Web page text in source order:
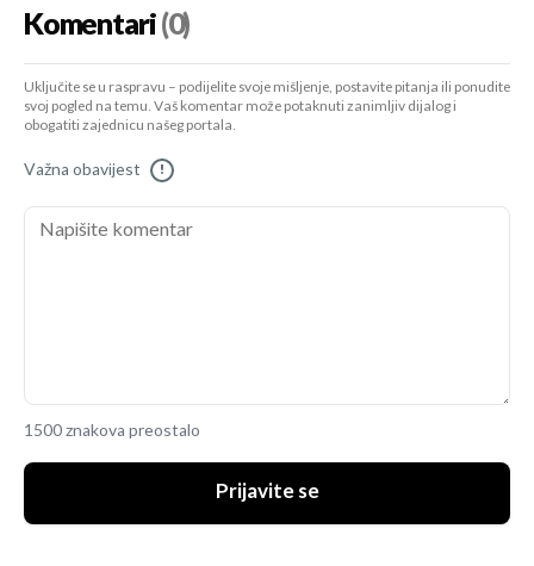
Komentari(0)
Uključite se u raspravu – podijelite svoje mišljenje, postavite pitanja ili ponudite
svoj pogled na temu. Vaš komentar može potaknuti zanimljiv dijalog i
obogatiti zajednicu našeg portala.
Važna obavijest !
1500 znakova preostalo
Prijavite se